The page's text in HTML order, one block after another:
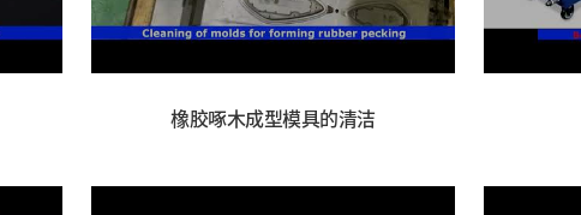
橡胶啄木成型模具的清洁